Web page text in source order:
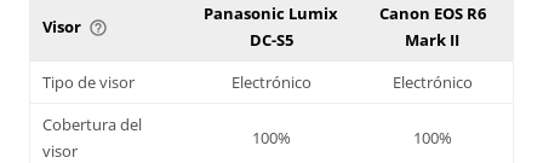
Visor help_outline
Panasonic Lumix
DC-S5
Canon EOS R6
Mark II
Tipo de visor
Electrónico
Electrónico
Cobertura del
visor
100% 100%